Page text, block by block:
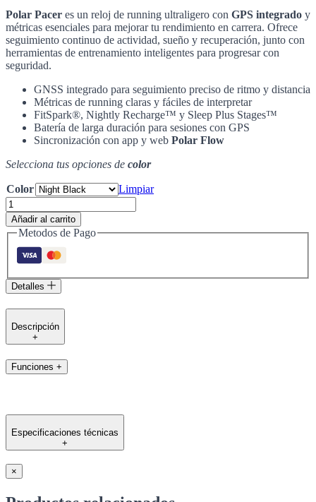
original
era:
₡224.000.
actual
es:
₡156.800.
Polar Pacer es un reloj de running ultraligero con GPS integrado y
métricas esenciales para mejorar tu rendimiento en carrera. Ofrece
seguimiento continuo de actividad, sueño y recuperación, junto con
herramientas de entrenamiento inteligentes para progresar con
seguridad.
GNSS integrado para seguimiento preciso de ritmo y distancia
Métricas de running claras y fáciles de interpretar
FitSpark®, Nightly Recharge™ y Sleep Plus Stages™
Batería de larga duración para sesiones con GPS
Sincronización con app y web Polar Flow
Selecciona tus opciones de color
Color
Limpiar
Polar
Pacer
cantidad
Añadir al carrito
Metodos de Pago
Detalles
Descripción
+
Funciones +
Especificaciones técnicas
+
×